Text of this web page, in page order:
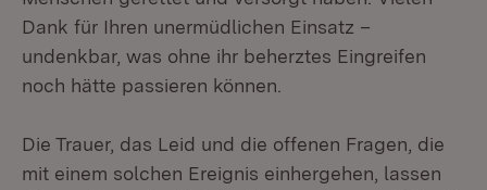
Dank für Ihren unermüdlichen Einsatz –
undenkbar, was ohne ihr beherztes Eingreifen
noch hätte passieren können.
Die Trauer, das Leid und die offenen Fragen, die
mit einem solchen Ereignis einhergehen, lassen